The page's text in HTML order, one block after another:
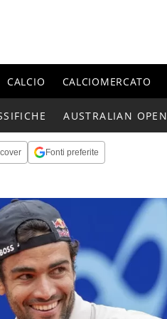
CALCIO CALCIOMERCATO
AUSTRALIAN OPEN
Fonti preferite